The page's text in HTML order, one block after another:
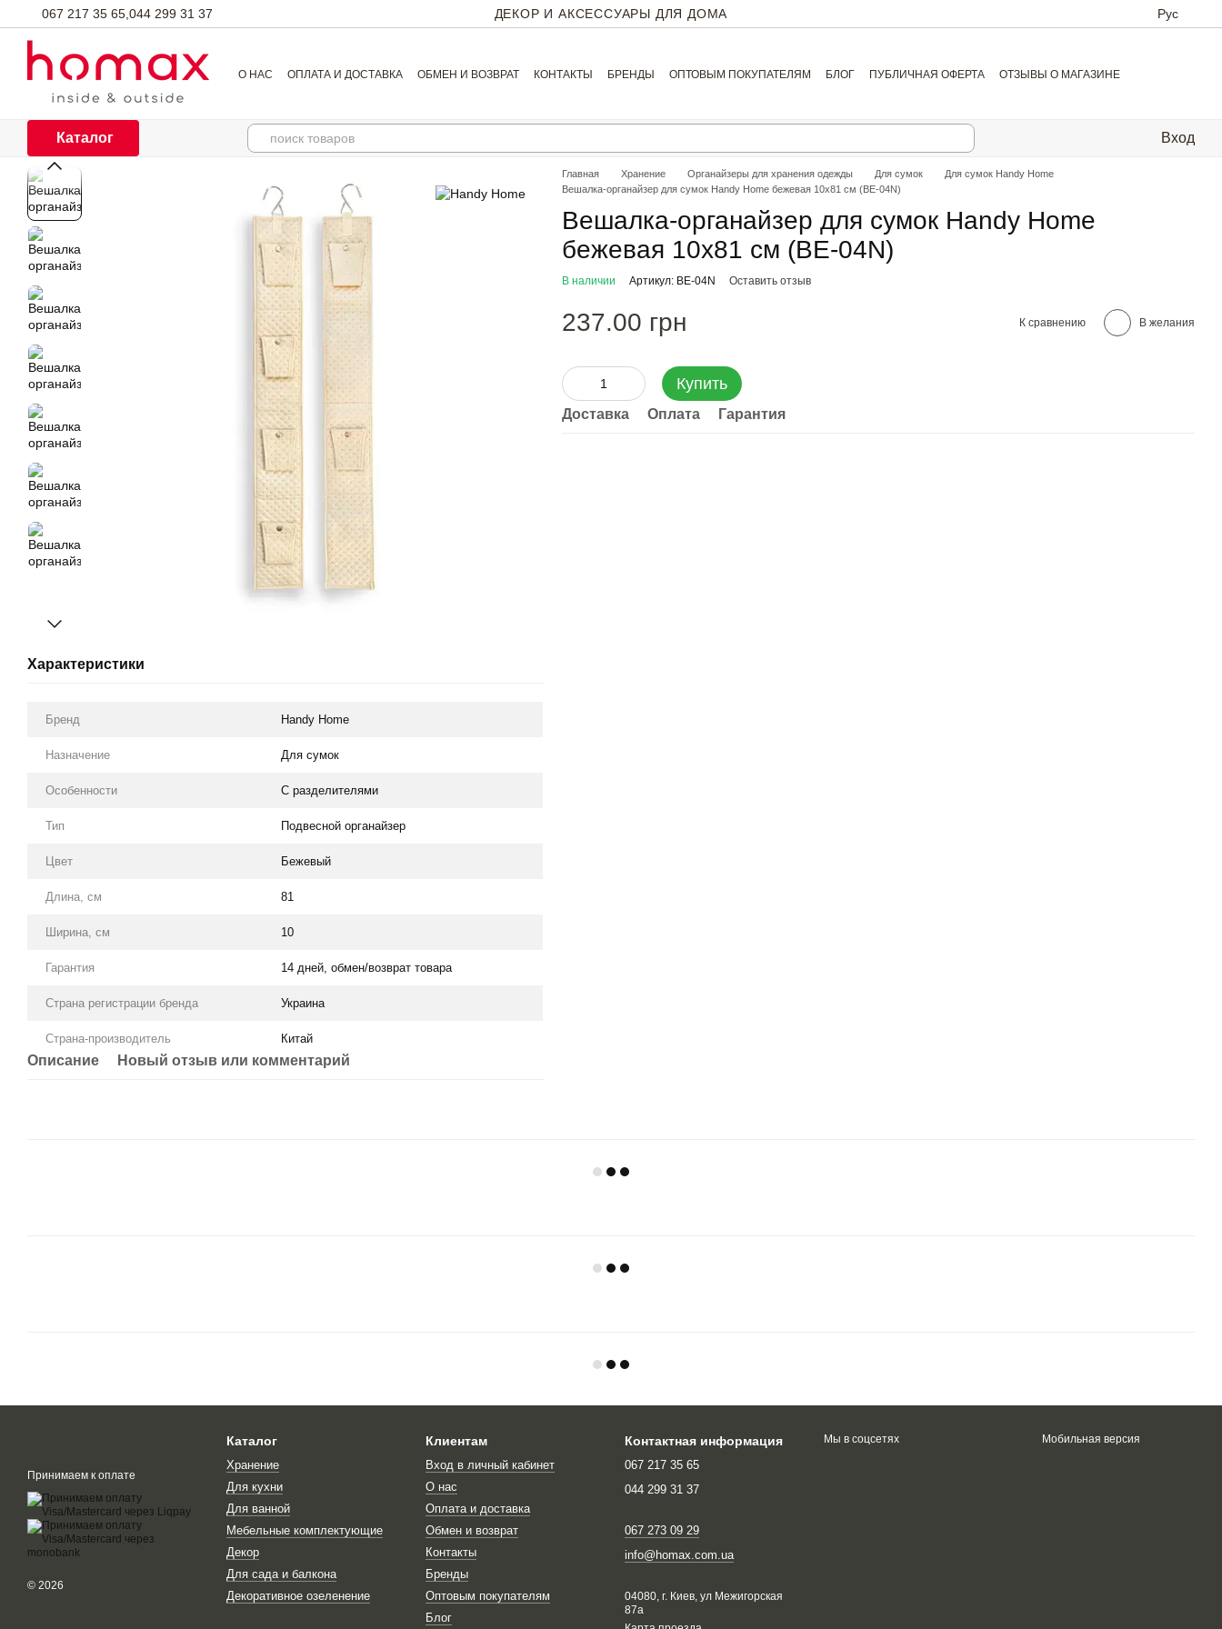
Перейти к основному контенту
067 217 35 65, 044 299 31 37 ДЕКОР И АКСЕССУАРЫ ДЛЯ ДОМА Рус
О НАС ОПЛАТА И ДОСТАВКА ОБМЕН И ВОЗВРАТ КОНТАКТЫ БРЕНДЫ ОПТОВЫМ ПОКУПАТЕЛЯМ БЛОГ ПУБЛИЧНАЯ ОФЕРТА ОТЗЫВЫ О МАГАЗИНЕ
Каталог Вход
Характеристики
Бренд Handy Home
Назначение Для сумок
Особенности С разделителями
Тип Подвесной органайзер
Цвет Бежевый
Длина, см 81
Ширина, см 10
Гарантия 14 дней, обмен/возврат товара
Страна регистрации бренда Украина
Страна-производитель Китай
Описание Новый отзыв или комментарий
Главная Хранение Органайзеры для хранения одежды Для сумок
Для сумок Handy Home
Вешалка-органайзер для сумок Handy Home бежевая 10х81 см (BE-04N)
Вешалка-органайзер для сумок Handy Home
бежевая 10х81 см (BE-04N)
В наличии Артикул: BE-04N Оставить отзыв
237.00 грн К сравнению В желания
Купить
Доставка Оплата Гарантия
Принимаем к оплате
© 2026
Каталог
Хранение
Для кухни
Для ванной
Мебельные комплектующие
Декор
Для сада и балкона
Декоративное озеленение
Клиентам
Вход в личный кабинет
О нас
Оплата и доставка
Обмен и возврат
Контакты
Бренды
Оптовым покупателям
Блог
Контактная информация
067 217 35 65
044 299 31 37
067 273 09 29
info@homax.com.ua
04080, г. Киев, ул Межигорская
87а
Мы в соцсетях Мобильная версия